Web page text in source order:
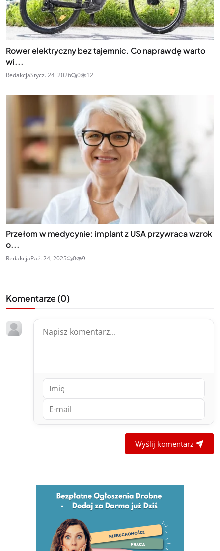
Rower elektryczny bez tajemnic. Co naprawdę warto
wi...
RedakcjaStycz. 24, 2026 0 12
Przełom w medycynie: implant z USA przywraca wzrok
o...
RedakcjaPaź. 24, 2025 0 9
Komentarze (0)
Wyślij komentarz